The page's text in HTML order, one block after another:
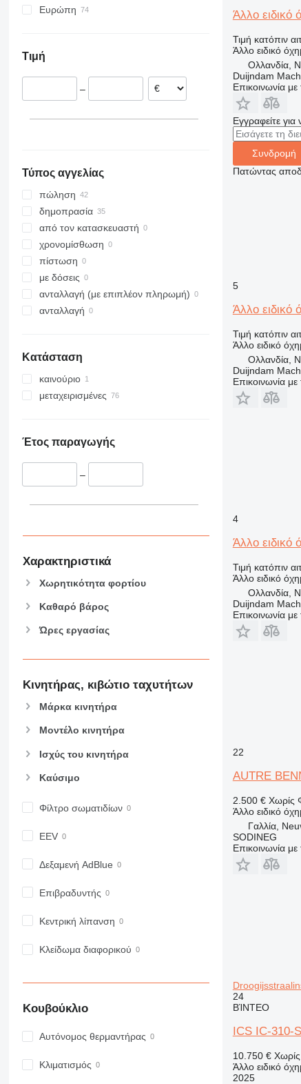
μηχανές παραγωγής
δεξαμενές ασφάλτου
μονάδες ανάμειξης ασφάλτου
Ευρώπη
Γαλλία
Γερμανία
Τιμή
–
Τύπος αγγελίας
πώληση
δημοπρασία
από τον κατασκευαστή
χρονομίσθωση
πίστωση
με δόσεις
ανταλλαγή (με επιπλέον πληρωμή)
ανταλλαγή
Κατάσταση
καινούριο
μεταχειρισμένες
Έτος παραγωγής
–
Χαρακτηριστικά
Χωρητικότητα φορτίου
Καθαρό βάρος
Ώρες εργασίας
Κινητήρας, κιβώτιο ταχυτήτων
Μάρκα κινητήρα
Μοντέλο κινητήρα
Ισχύς του κινητήρα
Καύσιμο
Φίλτρο σωματιδίων
EEV
Δεξαμενή AdBlue
Επιβραδυντής
Κεντρική λίπανση
Κλείδωμα διαφορικού
Κουβούκλιο
Αυτόνομος θερμαντήρας
Κλιματισμός
Άλλο ειδικό
Τιμή κατόπιν
Άλλο ειδικό
Ολλανδία,
Duijndam
Επικοινωνία
Εγγραφείτε
Συνδρομή
Πατώντας
5
Άλλο ειδικό
Τιμή κατόπιν
Άλλο ειδικό
Ολλανδία,
Duijndam
Επικοινωνία
4
Άλλο ειδικό
Τιμή κατόπιν
Άλλο ειδικό
Ολλανδία,
Duijndam
Επικοινωνία
22
AUTRE
2.500 € Χωρίς
Άλλο ειδικό
Γαλλία,
SODINEG
Επικοινωνία
24
ΒΊΝΤΕΟ
ICS IC-310-
10.750 €
Άλλο ειδικό
2025